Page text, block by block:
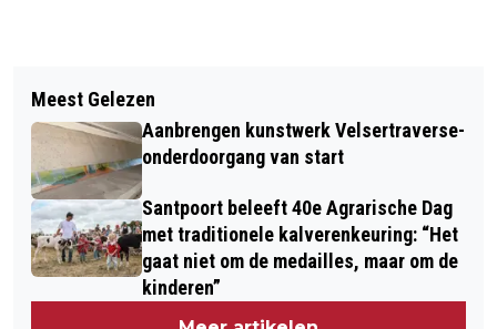
OPNIEUW MEER GELD VOOR SERIOUS
REQUEST, 3FM HAALT 2,3 MILJOEN
OP
AGENDA KENNEMER THEATER –
JANUARI 2023
Meest Gelezen
Aanbrengen kunstwerk Velsertraverse-
onderdoorgang van start
Santpoort beleeft 40e Agrarische Dag
met traditionele kalverenkeuring: “Het
gaat niet om de medailles, maar om de
kinderen”